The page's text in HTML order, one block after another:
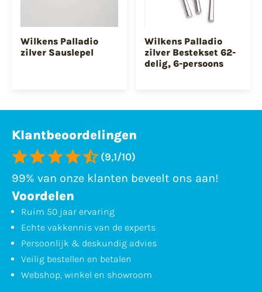
Wilkens Palladio
zilver Sauslepel
Wilkens Palladio
zilver Bestekset 62-
delig, 6-persoons
Klantbeoordelingen
(9,1/10)
99% van onze klanten beveelt ons aan!
Voordelen
Ruim 50 jaar ervaring
Echte vakkennis van de experts
Persoonlijk & deskundig advies
Veilig bestellen en betalen
Webshop, winkel en showroom